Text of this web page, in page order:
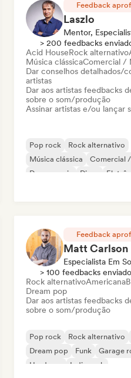
Feedback
Laszlo
> 200 feedbacks
Acid HouseRock alternativo
Música clássicaComercial /
Dar conselhos detalhados/
artistas
Dar aos artistas feedbacks
sobre o som/produção
Assinar artistas e/ou lançar
Pop rock
Rock alternativo
Música clássica
Comercial
Dance music
Disco
Feedback
Matt Carlson
Especialista Em
> 100 feedbacks
Rock alternativoAmericana
Dream pop
Dar aos artistas feedbacks
sobre o som/produção
Pop rock Rock alternativo
Dream pop
Funk
Garage
Hardcore
Indie rock